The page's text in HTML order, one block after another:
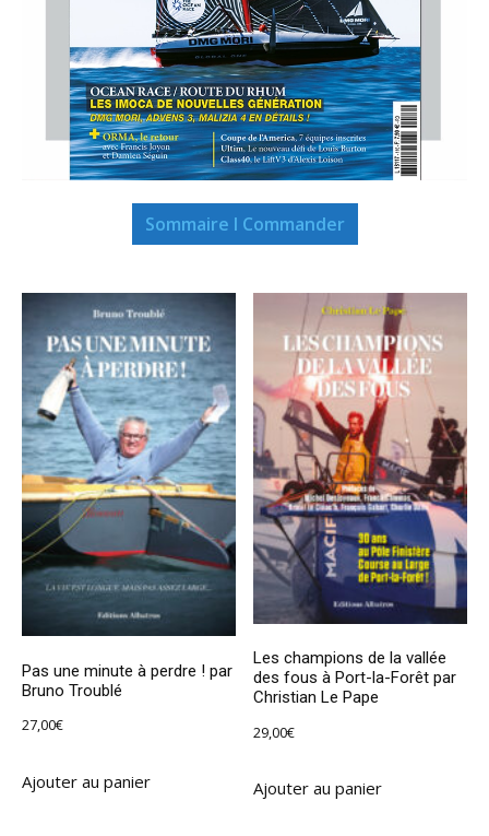
Sommaire I Commander
Pas une minute à perdre ! par
Bruno Troublé
27,00€
Ajouter au panier
Les champions de la vallée
des fous à Port-la-Forêt par
Christian Le Pape
29,00€
Ajouter au panier